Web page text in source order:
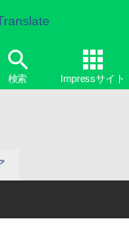
検索 Impressサイト